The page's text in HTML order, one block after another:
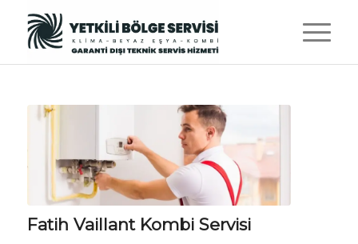
Fatih Vaillant Kombi Servisi